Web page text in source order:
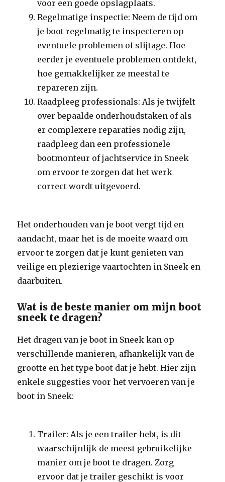
voor een goede opslagplaats.
Regelmatige inspectie: Neem de tijd om
je boot regelmatig te inspecteren op
eventuele problemen of slijtage. Hoe
eerder je eventuele problemen ontdekt,
hoe gemakkelijker ze meestal te
repareren zijn.
Raadpleeg professionals: Als je twijfelt
over bepaalde onderhoudstaken of als
er complexere reparaties nodig zijn,
raadpleeg dan een professionele
bootmonteur of jachtservice in Sneek
om ervoor te zorgen dat het werk
correct wordt uitgevoerd.
Het onderhouden van je boot vergt tijd en
aandacht, maar het is de moeite waard om
ervoor te zorgen dat je kunt genieten van
veilige en plezierige vaartochten in Sneek en
daarbuiten.
Wat is de beste manier om mijn boot
sneek te dragen?
Het dragen van je boot in Sneek kan op
verschillende manieren, afhankelijk van de
grootte en het type boot dat je hebt. Hier zijn
enkele suggesties voor het vervoeren van je
boot in Sneek:
Trailer: Als je een trailer hebt, is dit
waarschijnlijk de meest gebruikelijke
manier om je boot te dragen. Zorg
ervoor dat je trailer geschikt is voor